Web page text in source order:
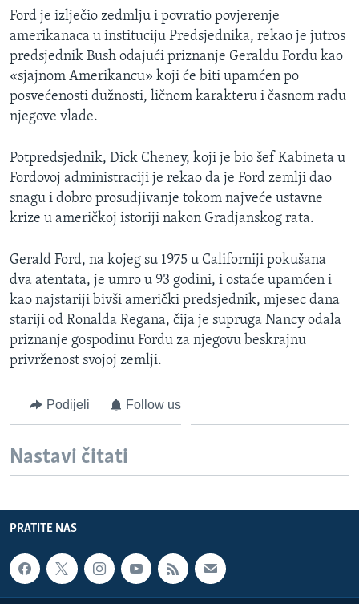
Ford je izlječio zedmlju i povratio povjerenje
amerikanaca u instituciju Predsjednika, rekao je jutros
predsjednik Bush odajući priznanje Geraldu Fordu kao
«sjajnom Amerikancu» koji će biti upamćen po
posvećenosti dužnosti, ličnom karakteru i časnom radu
njegove vlade.
Potpredsjednik, Dick Cheney, koji je bio šef Kabineta u
Fordovoj administraciji je rekao da je Ford zemlji dao
snagu i dobro prosudjivanje tokom najveće ustavne
krize u američkoj istoriji nakon Gradjanskog rata.
Gerald Ford, na kojeg su 1975 u Californiji pokušana
dva atentata, je umro u 93 godini, i ostaće upamćen i
kao najstariji bivši američki predsjednik, mjesec dana
stariji od Ronalda Regana, čija je supruga Nancy odala
priznanje gospodinu Fordu za njegovu beskrajnu
privrženost svojoj zemlji.
Podijeli Follow us
Nastavi čitati
PRATITE NAS